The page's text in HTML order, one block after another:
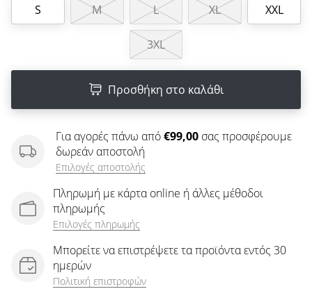
S M L XL XXL
3XL
Προσθήκη στο καλάθι
Για αγορές πάνω από€99,00 σας προσφέρουμε
δωρεάν αποστολή
Επιλογές αποστολής
Πληρωμή με κάρτα online ή άλλες μέθοδοι
πληρωμής
Επιλογές πληρωμής
Μπορείτε να επιστρέψετε τα προϊόντα εντός 30
ημερών
Πολιτική επιστροφών